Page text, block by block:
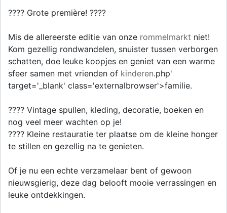
???? Grote première! ????
Mis de allereerste editie van onze rommelmarkt niet!
Kom gezellig rondwandelen, snuister tussen verborgen
schatten, doe leuke koopjes en geniet van een warme
sfeer samen met vrienden of kinderen.php'
target='_blank' class='externalbrowser'>familie.
????️ Vintage spullen, kleding, decoratie, boeken en
nog veel meer wachten op je!
???? Kleine restauratie ter plaatse om de kleine honger
te stillen en gezellig na te genieten.
Of je nu een echte verzamelaar bent of gewoon
nieuwsgierig, deze dag belooft mooie verrassingen en
leuke ontdekkingen.